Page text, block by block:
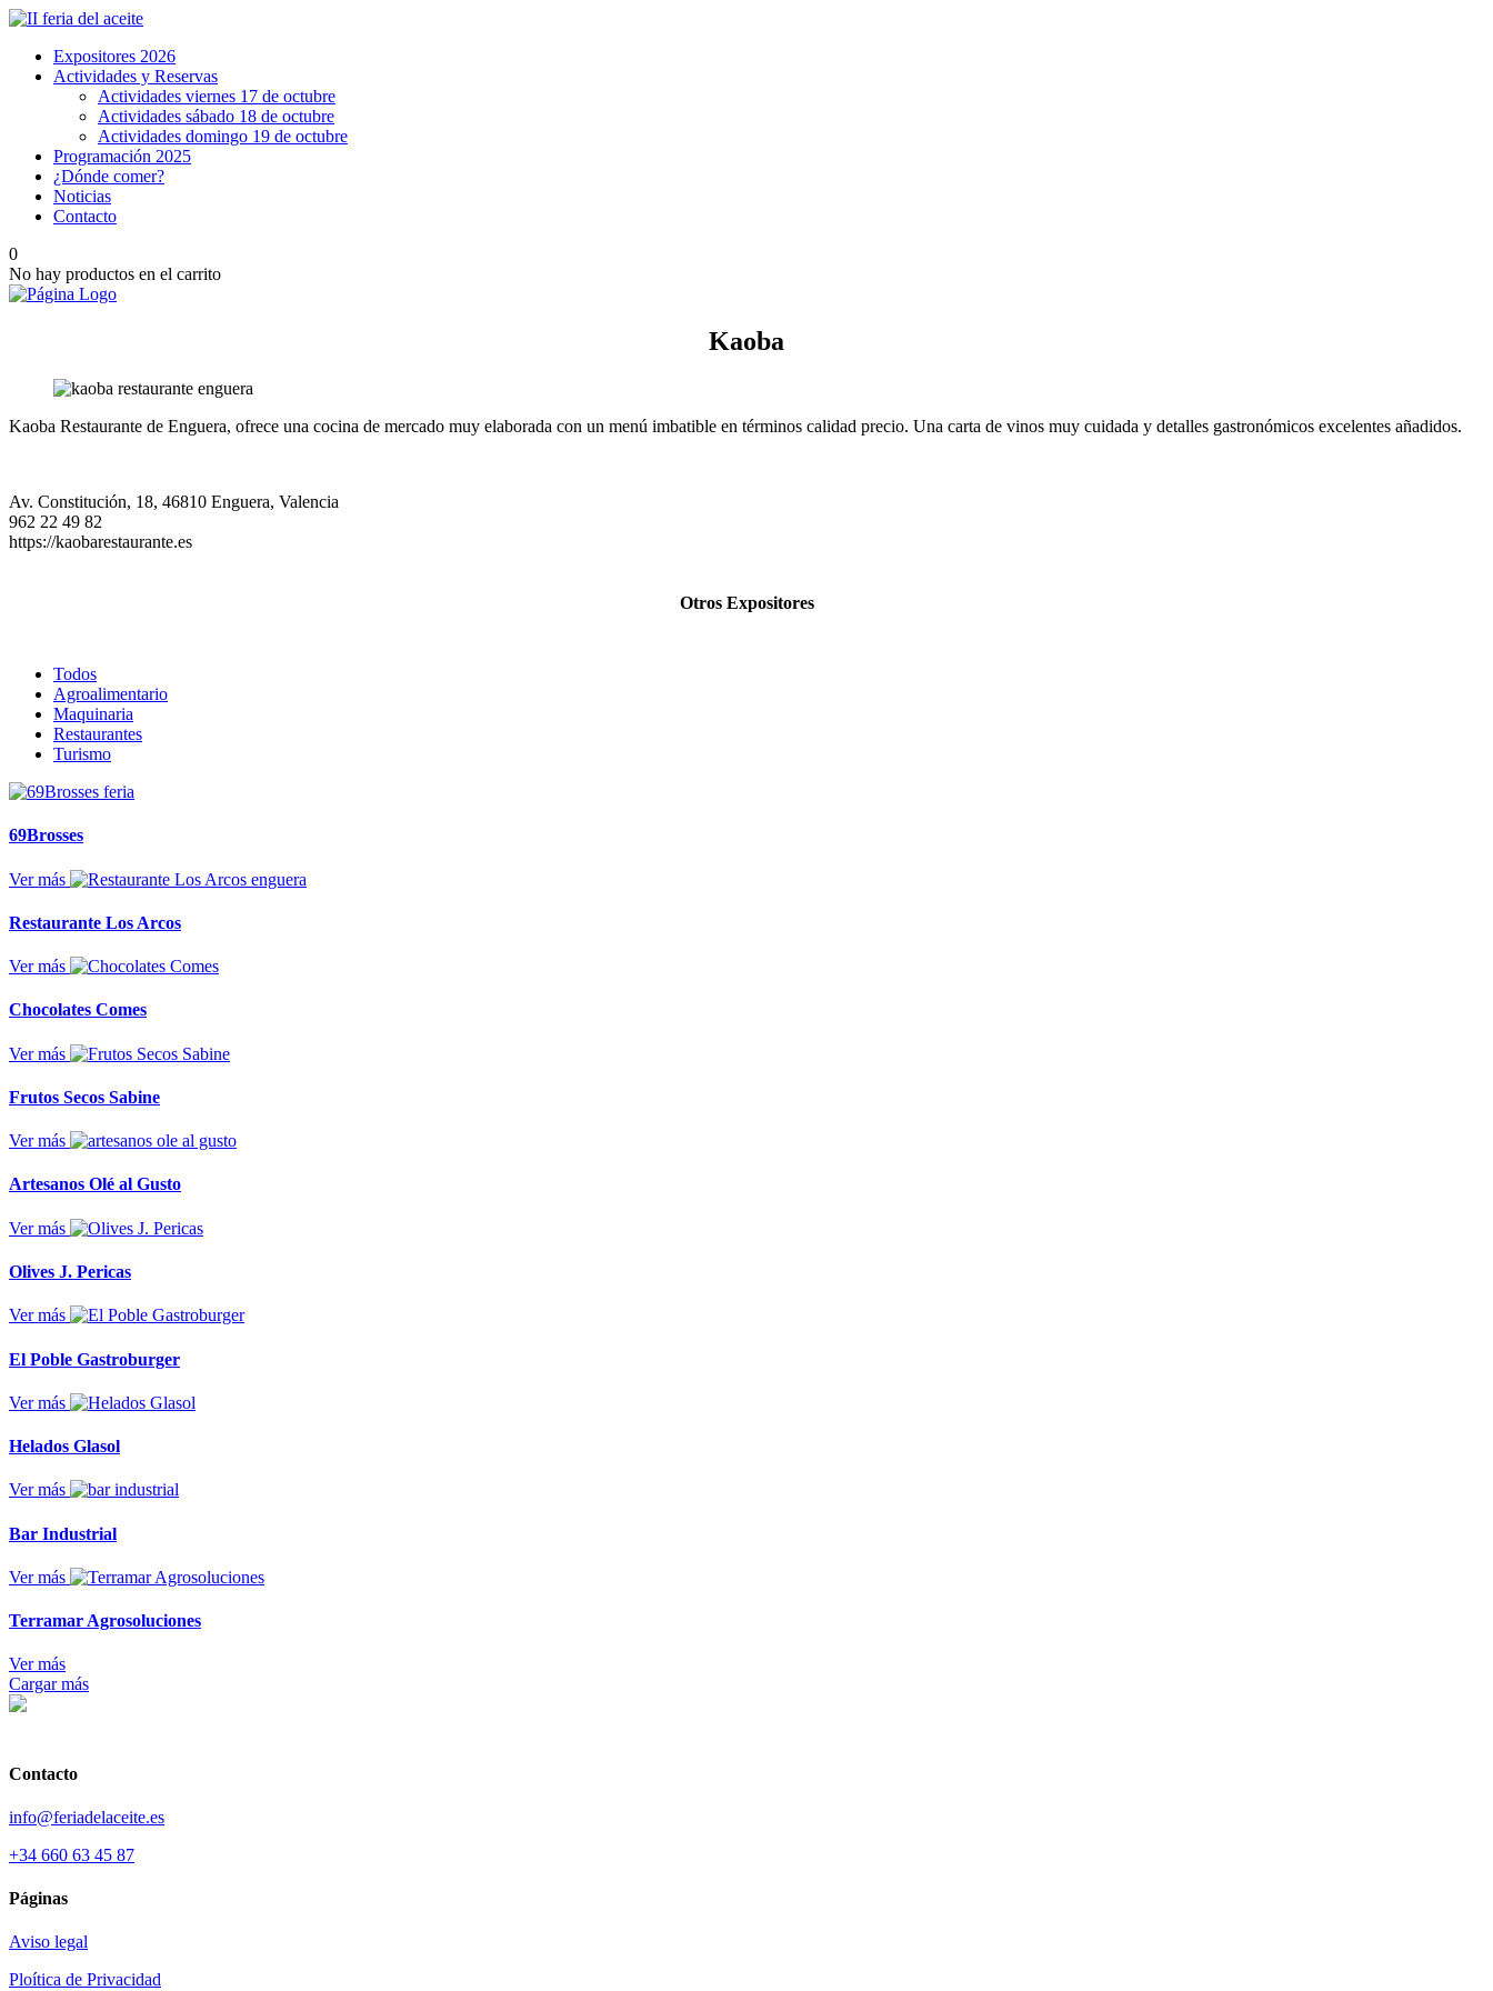
Expositores 2026
Actividades y Reservas
Actividades viernes 17 de octubre
Actividades sábado 18 de octubre
Actividades domingo 19 de octubre
Programación 2025
¿Dónde comer?
Noticias
Contacto
0
No hay productos en el carrito
Kaoba
Kaoba Restaurante de Enguera, ofrece una cocina de mercado muy elaborada con un menú imbatible en términos calidad precio. Una carta de vinos muy cuidada y detalles gastronómicos excelentes añadidos.
Av. Constitución, 18, 46810 Enguera, Valencia
962 22 49 82
https://kaobarestaurante.es
Otros Expositores
Todos
Agroalimentario
Maquinaria
Restaurantes
Turismo
69Brosses
Ver más
Restaurante Los Arcos
Ver más
Chocolates Comes
Ver más
Frutos Secos Sabine
Ver más
Artesanos Olé al Gusto
Ver más
Olives J. Pericas
Ver más
El Poble Gastroburger
Ver más
Helados Glasol
Ver más
Bar Industrial
Ver más
Terramar Agrosoluciones
Ver más
Cargar más
Contacto
info@feriadelaceite.es
+34 660 63 45 87
Páginas
Aviso legal
Ploítica de Privacidad